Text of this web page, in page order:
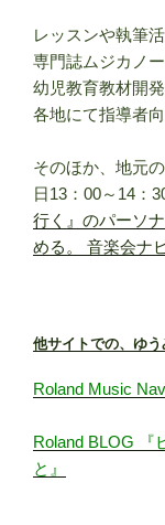
レッスンや執筆
専門誌ムジカノ
幼児教育教材開
各地にて指導者
そのほか、地元
日13：00～14：
行く』のパーソ
める。 音楽会ナ
他サイトでの、ゆ
Roland Music
Roland BLOG 『
と』